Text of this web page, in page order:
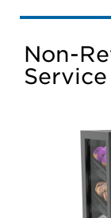
Non-
Service